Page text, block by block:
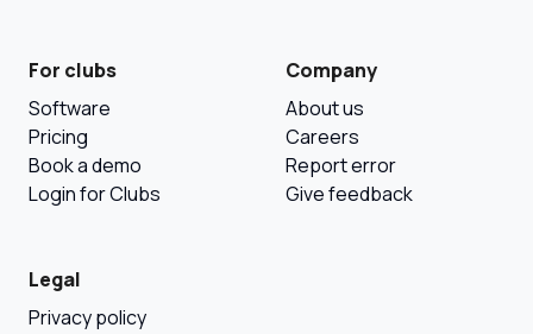
For clubs
Software
Pricing
Book a demo
Login for Clubs
Company
About us
Careers
Report error
Give feedback
Legal
Privacy policy